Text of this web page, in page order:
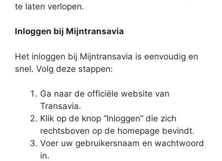
te laten verlopen.
Inloggen bij Mijntransavia
Het inloggen bij Mijntransavia is eenvoudig en
snel. Volg deze stappen:
Ga naar de officiële website van
Transavia.
Klik op de knop “Inloggen” die zich
rechtsboven op de homepage bevindt.
Voer uw gebruikersnaam en wachtwoord
in.